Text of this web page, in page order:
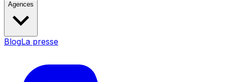
Agences
BlogLa presse